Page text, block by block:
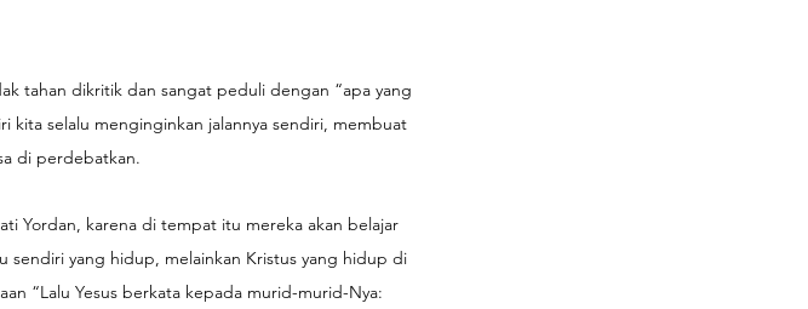
tahan dikritik dan sangat peduli dengan “apa yang
kita selalu menginginkan jalannya sendiri, membuat
di perdebatkan.
Yordan, karena di tempat itu mereka akan belajar
yang hidup, melainkan Kristus yang hidup di
“Lalu Yesus berkata kepada murid-murid-Nya: